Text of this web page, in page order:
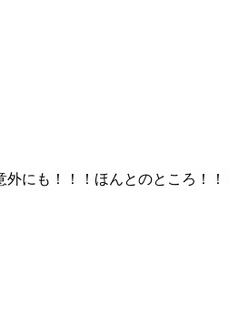
にも！！！ほんとのところ！！